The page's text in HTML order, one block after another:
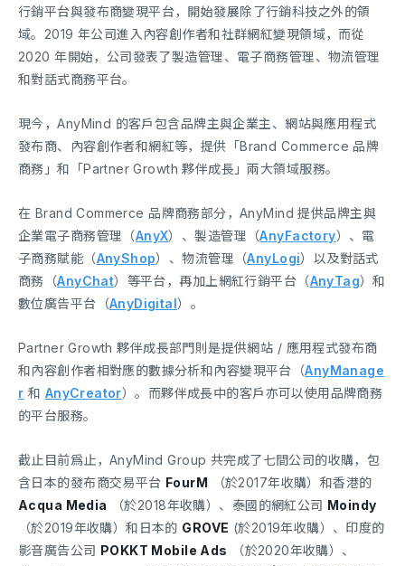
行銷平台與發布商變現平台，開始發展除了行銷科技之外的領
域。2019 年公司進入內容創作者和社群網紅變現領域，而從
2020 年開始，公司發表了製造管理、電子商務管理、物流管理
和對話式商務平台。
現今，AnyMind 的客戶包含品牌主與企業主、網站與應用程式
發布商、內容創作者和網紅等，提供「Brand Commerce 品牌
商務」和「Partner Growth 夥伴成長」兩大領域服務。
在 Brand Commerce 品牌商務部分，AnyMind 提供品牌主與
企業電子商務管理（AnyX）、製造管理（AnyFactory）、電
子商務賦能（AnyShop）、物流管理（AnyLogi）以及對話式
商務（AnyChat）等平台，再加上網紅行銷平台（AnyTag）和
數位廣告平台（AnyDigital）。
Partner Growth 夥伴成長部門則是提供網站 / 應用程式發布商
和內容創作者相對應的數據分析和內容變現平台（AnyManage
r 和 AnyCreator）。而夥伴成長中的客戶亦可以使用品牌商務
的平台服務。
截止目前爲止，AnyMind Group 共完成了七間公司的收購，包
含日本的發布商交易平台 FourM （於2017年收購）和香港的
Acqua Media （於2018年收購）、泰國的網紅公司 Moindy
（於2019年收購）和日本的 GROVE (於2019年收購）、印度的
影音廣告公司 POKKT Mobile Ads （於2020年收購）、